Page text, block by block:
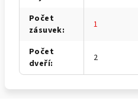
Počet
zásuvek: 1
Počet
dveří: 2